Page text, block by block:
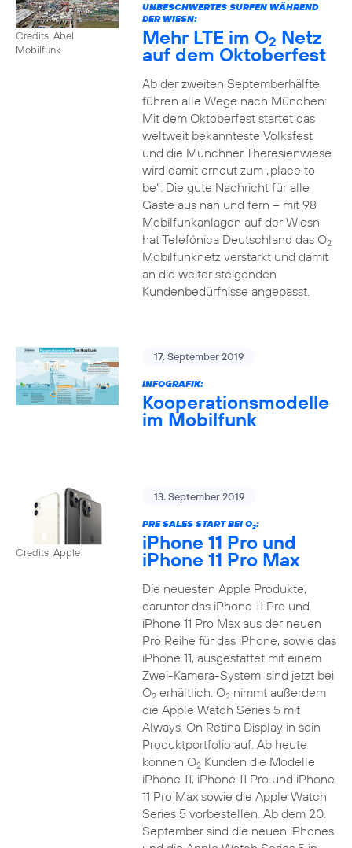
Credits: Abel
Mobilfunk
UNBESCHWERTES SURFEN WÄHREND
DER WIESN:
Mehr LTE im O2 Netz
auf dem Oktoberfest
Ab der zweiten Septemberhälfte
führen alle Wege nach München:
Mit dem Oktoberfest startet das
weltweit bekannteste Volksfest
und die Münchner Theresienwiese
wird damit erneut zum „place to
be“. Die gute Nachricht für alle
Gäste aus nah und fern – mit 98
Mobilfunkanlagen auf der Wiesn
hat Telefónica Deutschland das O2
Mobilfunknetz verstärkt und damit
an die weiter steigenden
Kundenbedürfnisse angepasst.
17. September 2019
INFOGRAFIK:
Kooperationsmodelle
im Mobilfunk
Credits: Apple
13. September 2019
PRE SALES START BEI O2:
iPhone 11 Pro und
iPhone 11 Pro Max
Die neuesten Apple Produkte,
darunter das iPhone 11 Pro und
iPhone 11 Pro Max aus der neuen
Pro Reihe für das iPhone, sowie das
iPhone 11, ausgestattet mit einem
Zwei-Kamera-System, sind jetzt bei
O2erhältlich. O2nimmt außerdem
die Apple Watch Series 5 mit
Always-On Retina Display in sein
Produktportfolio auf. Ab heute
können O2Kunden die Modelle
iPhone 11, iPhone 11 Pro und iPhone
11 Pro Max sowie die Apple Watch
Series 5 vorbestellen. Ab dem 20.
September sind die neuen iPhones